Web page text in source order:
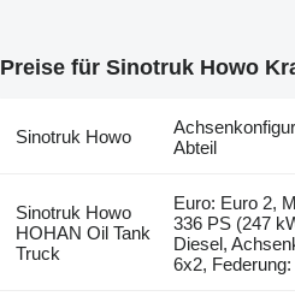
Preise für Sinotruk Howo
Sinotruk Howo
Abteil
Sinotruk Howo
HOHAN Oil Tank
Truck
Euro: Euro 2,
336 PS (247
Diesel,
6x2,